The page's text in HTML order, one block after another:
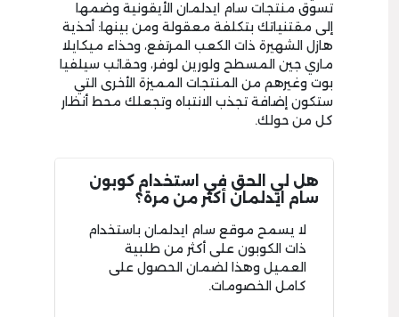
تسوق منتجات سام ايدلمان الأيقونية وضمها
إلى مقتنياتك بتكلفة معقولة ومن بينها: أحذية
هازل الشهيرة ذات الكعب المرتفع، وحذاء ميكايلا
ماري جين المسطح ولورين لوفر، وحقائب سيلفيا
بوت وغيرهم من المنتجات المميزة الأخرى التي
ستكون إضافة تجذب الانتباه وتجعلك محط أنظار
كل من حولك.
هل لي الحق في استخدام كوبون
سام ايدلمان أكثر من مرة؟
لا يسمح موقع سام ايدلمان باستخدام
ذات الكوبون على أكثر من طلبية
العميل وهذا لضمان الحصول على
كامل الخصومات.